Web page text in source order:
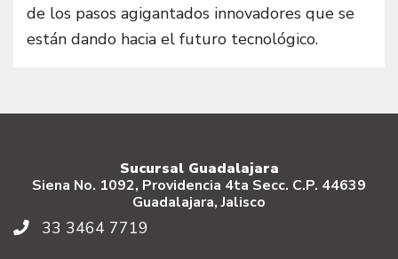
de los pasos agigantados innovadores que se
están dando hacia el futuro tecnológico.
Sucursal Guadalajara
Siena No. 1092, Providencia 4ta Secc. C.P. 44639
Guadalajara, Jalisco
33 3464 7719